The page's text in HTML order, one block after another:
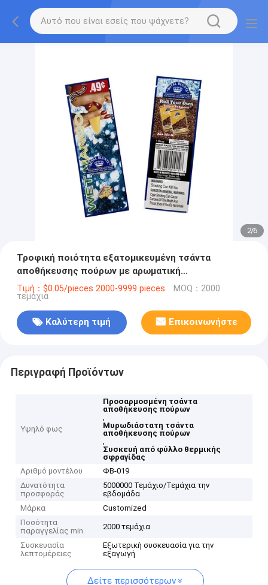
2/6
Τροφική ποιότητα εξατομικευμένη τσάντα
αποθήκευσης πούρων με αρωματική
θερμοσφραγίδα
Τιμή：$0.05/pieces 2000-9999 pieces MOQ：2000
τεμάχια
Καλύτερη τιμή Επικοινωνήστε
Περιγραφή Προϊόντων
Υψηλό φως
Προσαρμοσμένη τσάντα
αποθήκευσης πούρων
,
Μυρωδιάστατη τσάντα
αποθήκευσης πούρων
,
Συσκευή από φύλλο θερμικής
σφραγίδας
Αριθμό μοντέλου
ΦΒ-019
Δυνατότητα
προσφοράς
5000000 Τεμάχιο/Τεμάχια την
εβδομάδα
Μάρκα
Customized
Ποσότητα
παραγγελίας min
2000 τεμάχια
Συσκευασία
λεπτομέρειες
Εξωτερική συσκευασία για την
εξαγωγή
Δείτε περισσότερων